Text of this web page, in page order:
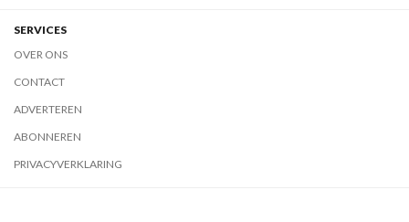
SERVICES
OVER ONS
CONTACT
ADVERTEREN
ABONNEREN
PRIVACYVERKLARING